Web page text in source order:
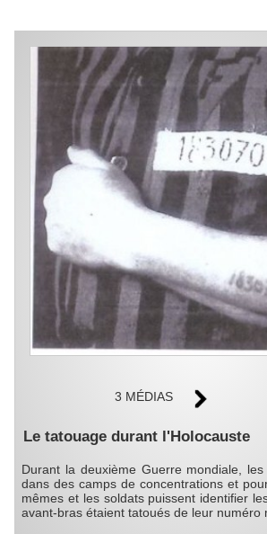
3 MÉDIAS
Le tatouage durant l'Holocauste
Durant la deuxième Guerre mondiale,
dans des camps de concentrations et
mêmes et les soldats puissent identifier
avant-bras étaient tatoués de leur numéro